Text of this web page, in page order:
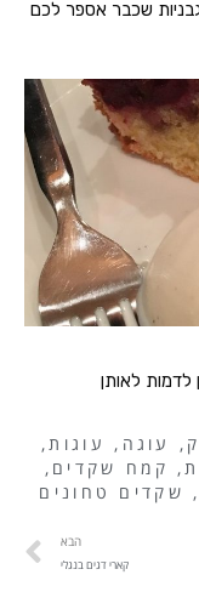
שכבר אספר לכם
לדמות לאותן
, עוגה , עוגות,
, קמח שקדים ,
, שקדים טחונים
הבא
קארי דגים בנגלי